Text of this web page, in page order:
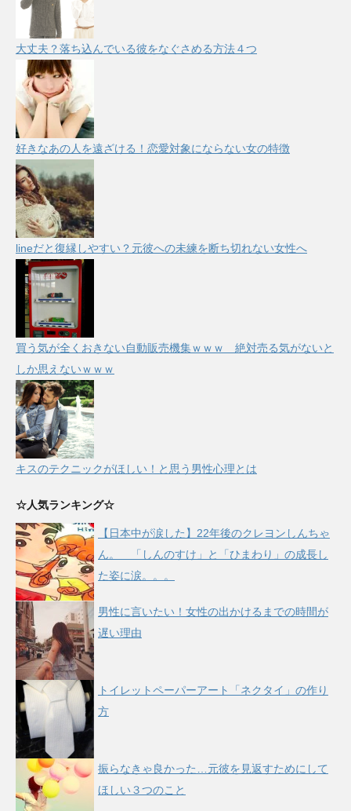
大丈夫？落ち込んでいる彼をなぐさめる方法４つ
好きなあの人を遠ざける！恋愛対象にならない女の特徴
lineだと復縁しやすい？元彼への未練を断ち切れない女性へ
買う気が全くおきない自動販売機集ｗｗｗ 絶対売る気がないと
しか思えないｗｗｗ
キスのテクニックがほしい！と思う男性心理とは
☆人気ランキング☆
【日本中が涙した】22年後のクレヨンしんちゃ
ん。 「しんのすけ」と「ひまわり」の成長し
た姿に涙。。。
男性に言いたい！女性の出かけるまでの時間が
遅い理由
トイレットペーパーアート「ネクタイ」の作り
方
振らなきゃ良かった…元彼を見返すためにして
ほしい３つのこと